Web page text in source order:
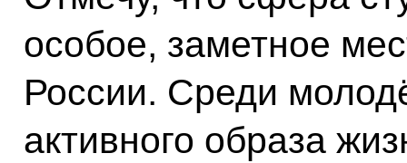
особое, заметное
России. Среди
активного образа